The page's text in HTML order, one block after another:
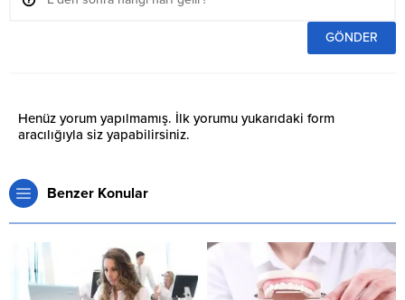
Henüz yorum yapılmamış. İlk yorumu yukarıdaki form
aracılığıyla siz yapabilirsiniz.
Benzer Konular